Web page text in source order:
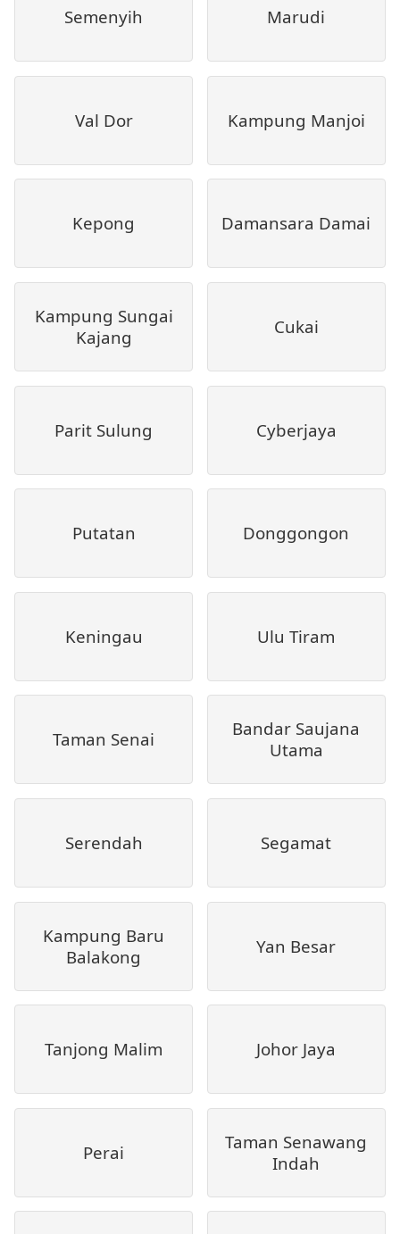
Semenyih Marudi
Val Dor Kampung Manjoi
Kepong Damansara Damai
Kampung Sungai
Kajang
Cukai
Parit Sulung Cyberjaya
Putatan Donggongon
Keningau Ulu Tiram
Taman Senai
Bandar Saujana
Utama
Serendah Segamat
Kampung Baru
Balakong
Yan Besar
Tanjong Malim Johor Jaya
Perai
Taman Senawang
Indah